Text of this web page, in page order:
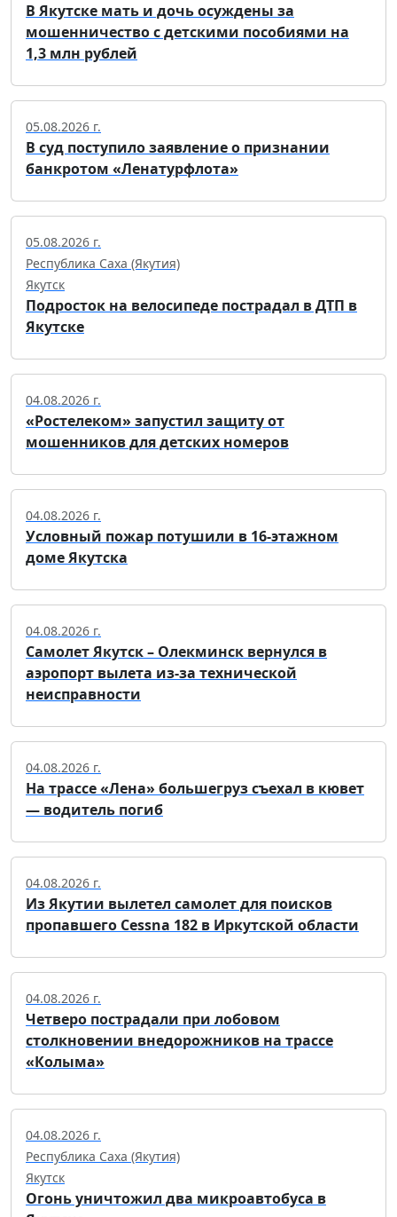
В Якутске мать и дочь осуждены за
мошенничество с детскими пособиями на
1,3 млн рублей
05.08.2026 г.
В суд поступило заявление о признании
банкротом «Ленатурфлота»
05.08.2026 г.
Республика Саха (Якутия)
Якутск
Подросток на велосипеде пострадал в ДТП в
Якутске
04.08.2026 г.
«Ростелеком» запустил защиту от
мошенников для детских номеров
04.08.2026 г.
Условный пожар потушили в 16-этажном
доме Якутска
04.08.2026 г.
Самолет Якутск – Олекминск вернулся в
аэропорт вылета из-за технической
неисправности
04.08.2026 г.
На трассе «Лена» большегруз съехал в кювет
— водитель погиб
04.08.2026 г.
Из Якутии вылетел самолет для поисков
пропавшего Cessna 182 в Иркутской области
04.08.2026 г.
Четверо пострадали при лобовом
столкновении внедорожников на трассе
«Колыма»
04.08.2026 г.
Республика Саха (Якутия)
Якутск
Огонь уничтожил два микроавтобуса в